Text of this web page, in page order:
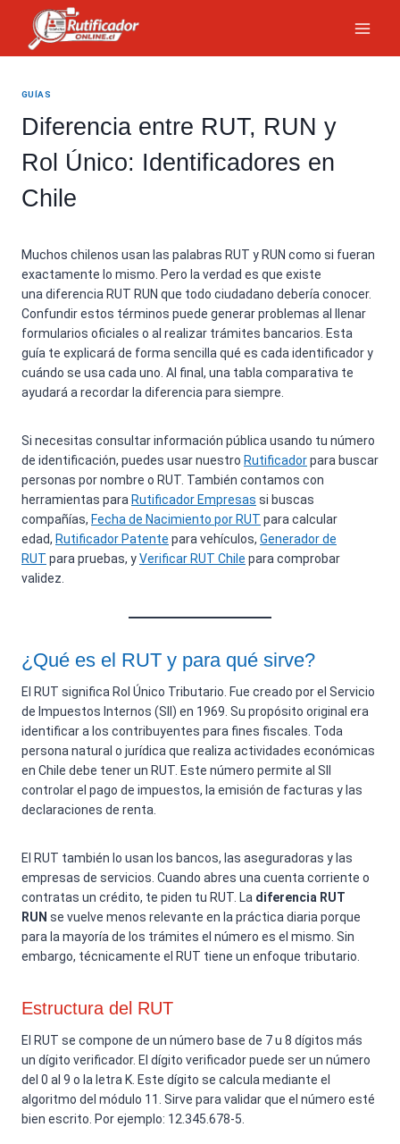
contenido
GUÍAS
Diferencia entre RUT, RUN y
Rol Único: Identificadores en
Chile
Muchos chilenos usan las palabras RUT y RUN como si fueran
exactamente lo mismo. Pero la verdad es que existe
una diferencia RUT RUN que todo ciudadano debería conocer.
Confundir estos términos puede generar problemas al llenar
formularios oficiales o al realizar trámites bancarios. Esta
guía te explicará de forma sencilla qué es cada identificador y
cuándo se usa cada uno. Al final, una tabla comparativa te
ayudará a recordar la diferencia para siempre.
Si necesitas consultar información pública usando tu número
de identificación, puedes usar nuestro Rutificadorpara buscar
personas por nombre o RUT. También contamos con
herramientas para Rutificador Empresas si buscas
compañías, Fecha de Nacimiento por RUT para calcular
edad, Rutificador Patente para vehículos, Generador de
RUT para pruebas, yVerificar RUT Chile para comprobar
validez.
¿Qué es el RUT y para qué sirve?
El RUT significa Rol Único Tributario. Fue creado por el Servicio
de Impuestos Internos (SII) en 1969. Su propósito original era
identificar a los contribuyentes para fines fiscales. Toda
persona natural o jurídica que realiza actividades económicas
en Chile debe tener un RUT. Este número permite al SII
controlar el pago de impuestos, la emisión de facturas y las
declaraciones de renta.
El RUT también lo usan los bancos, las aseguradoras y las
empresas de servicios. Cuando abres una cuenta corriente o
contratas un crédito, te piden tu RUT. La diferencia RUT
RUN se vuelve menos relevante en la práctica diaria porque
para la mayoría de los trámites el número es el mismo. Sin
embargo, técnicamente el RUT tiene un enfoque tributario.
Estructura del RUT
El RUT se compone de un número base de 7 u 8 dígitos más
un dígito verificador. El dígito verificador puede ser un número
del 0 al 9 o la letra K. Este dígito se calcula mediante el
algoritmo del módulo 11. Sirve para validar que el número esté
bien escrito. Por ejemplo: 12.345.678-5.